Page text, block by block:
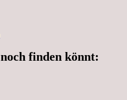
finden könnt: